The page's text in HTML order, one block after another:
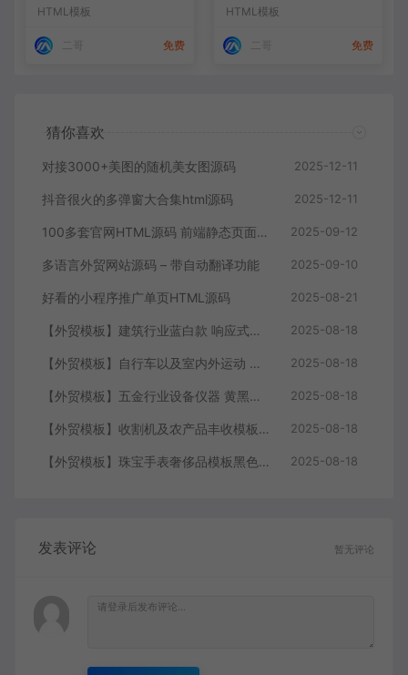
HTML模板
免费
HTML模板
免费
猜你喜欢
对接3000+美图的随机美女图源码 2025-12-11
抖音很火的多弹窗大合集html源码 2025-12-11
100多套官网HTML源码 前端静态页面源码 2025-09-12
多语言外贸网站源码 – 带自动翻译功能 2025-09-10
好看的小程序推广单页HTML源码 2025-08-21
【外贸模板】建筑行业蓝白款 响应式模板静态html文件 2025-08-18
【外贸模板】自行车以及室内外运动 黑灰 响应式模板静态html文件 2025-08-18
【外贸模板】五金行业设备仪器 黄黑款 响应式模板静态html文件 2025-08-18
【外贸模板】收割机及农产品丰收模板 绿色 响应式模板静态html文件 2025-08-18
【外贸模板】珠宝手表奢侈品模板黑色 响应式模板静态html文件 2025-08-18
发表评论 暂无评论